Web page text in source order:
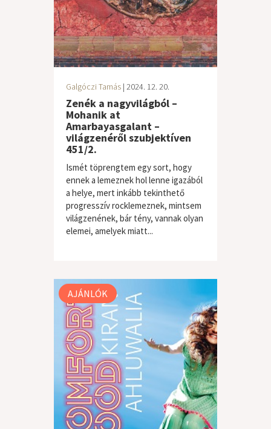
Galgóczi Tamás | 2024. 12. 20.
Zenék a nagyvilágból –
Mohanik at
Amarbayasgalant –
világzenéről szubjektíven
451/2.
Ismét töprengtem egy sort, hogy
ennek a lemeznek hol lenne igazából
a helye, mert inkább tekinthető
progresszív rocklemeznek, mintsem
világzenének, bár tény, vannak olyan
elemei, amelyek miatt...
világzene / folk
AJÁNLÓK